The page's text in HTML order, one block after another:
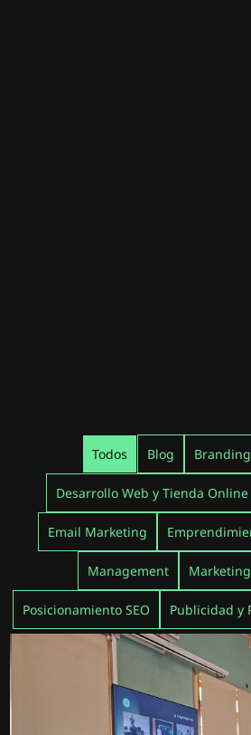
Todos Blog Branding
Desarrollo Web y Tienda Online
Email Marketing
Management
Posicionamiento SEO Publicidad y